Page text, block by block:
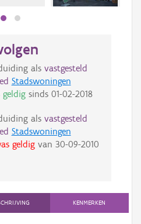
als vastgesteld
Stadswoningen
geldigsinds 01-02-2018
als vastgesteld
Stadswoningen
geldigvan 30-09-2010
KENMERKEN